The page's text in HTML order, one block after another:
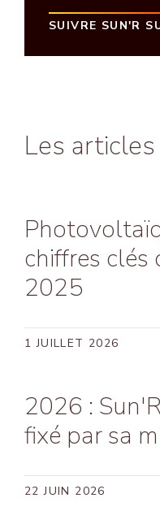
SUIVRE SUN'R
Les
chiffres clés
2025
1 JUILLET 2026
2026 :
fixé par sa
22 JUIN 2026